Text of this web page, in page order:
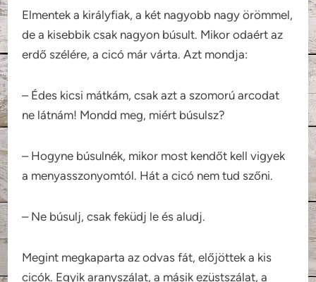
Elmentek a királyfiak, a két nagyobb nagy örömmel,
de a kisebbik csak nagyon búsult. Mikor odaért az
erdő szélére, a cicó már várta. Azt mondja:
– Édes kicsi mátkám, csak azt a szomorú arcodat
ne látnám! Mondd meg, miért búsulsz?
– Hogyne búsulnék, mikor most kendőt kell vigyek
a menyasszonyomtól. Hát a cicó nem tud szőni.
– Ne búsulj, csak feküdj le és aludj.
Megint megkaparta az odvas fát, előjöttek a kis
cicók. Egyik aranyszálat, a másik ezüstszálat, a